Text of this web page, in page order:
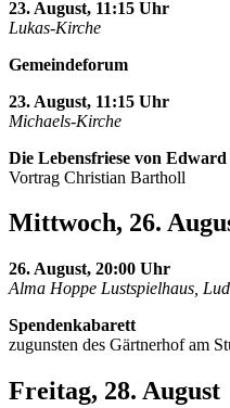
23. August, 11:15 Uhr
Lukas-Kirche
Gemeindeforum
23. August, 11:15 Uhr
Michaels-Kirche
Die Lebensfriese von
Vortrag Christian Bartholl
Mittwoch, 26.
26. August, 20:00 Uhr
Alma Hoppe Lustspielhaus,
Spendenkabarett
zugunsten des Gärtnerhof am
Freitag, 28. August